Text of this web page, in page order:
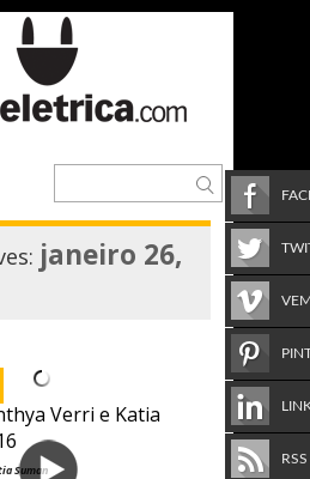
janeiro 26,
Verri e Katia
Suman
RSS